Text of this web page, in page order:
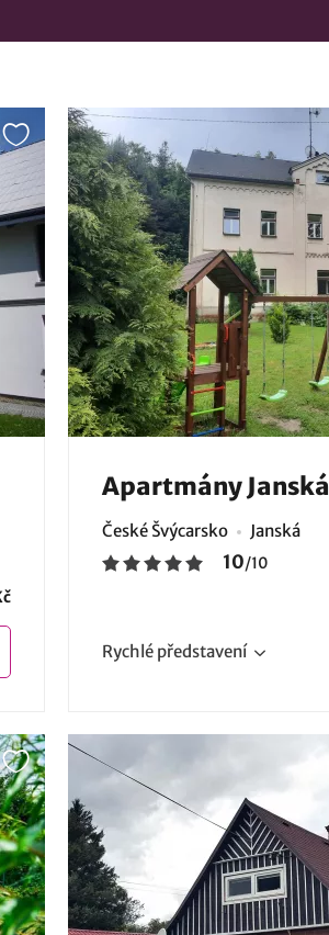
Apartmány Janská
České Švýcarsko Janská
10/10
Rychlé představení